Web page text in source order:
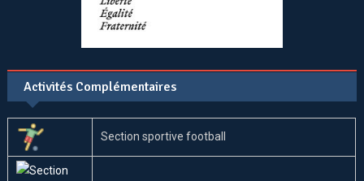
Activités Complémentaires
Section sportive football